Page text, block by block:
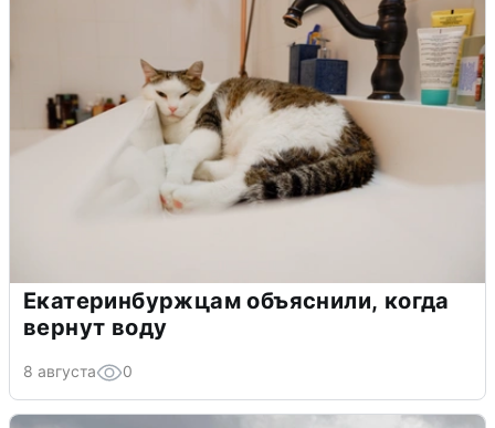
Екатеринбуржцам объяснили, когда
вернут воду
8 августа 0